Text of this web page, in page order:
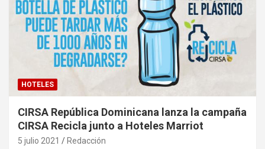
HOTELES
CIRSA República Dominicana lanza la campaña
CIRSA Recicla junto a Hoteles Marriot
5 julio 2021 Redacción